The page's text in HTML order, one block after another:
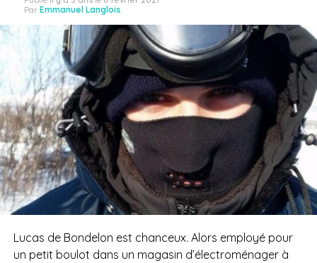
Par Emmanuel Langlois
Lucas de Bondelon est chanceux. Alors employé pour
un petit boulot dans un magasin d’électroménager à